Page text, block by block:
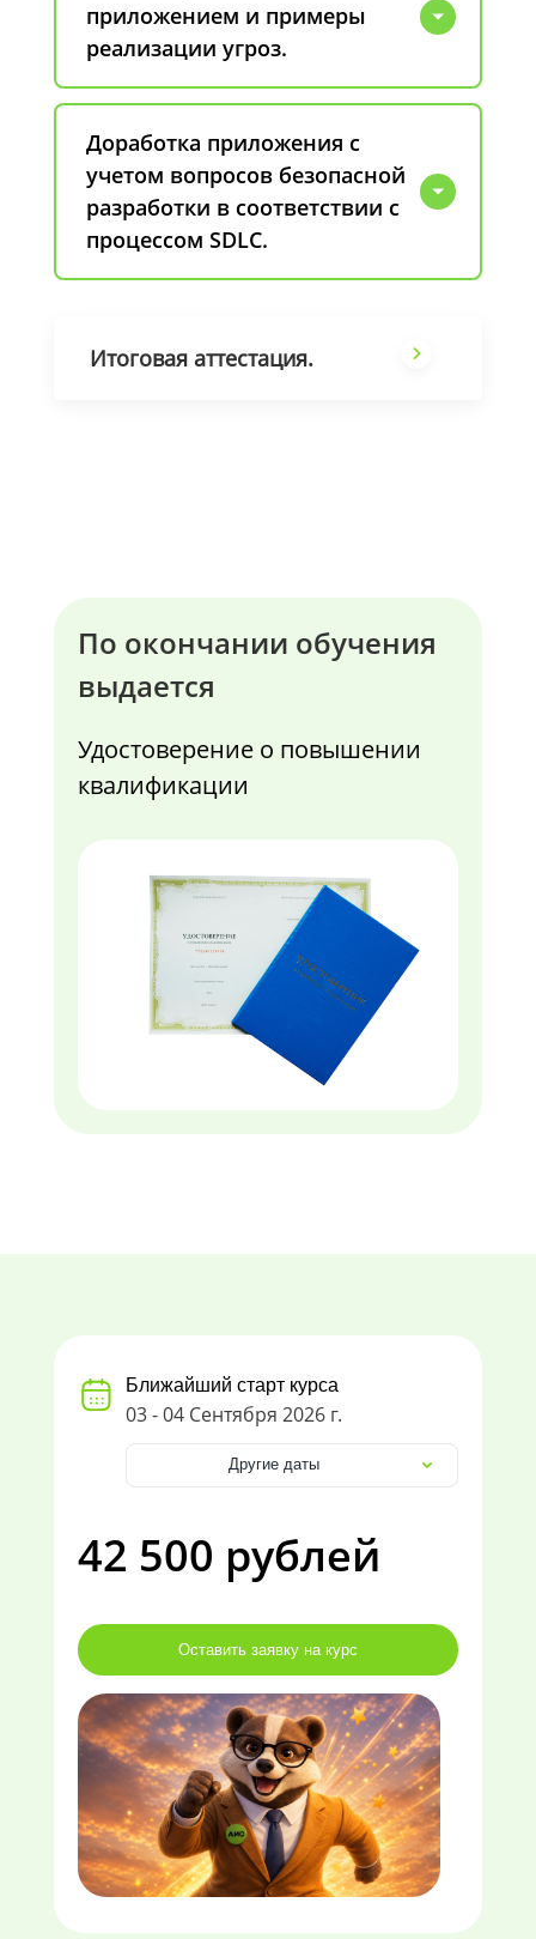
приложением и примеры
реализации угроз.
Доработка приложения с
учетом вопросов безопасной
разработки в соответствии с
процессом SDLC.
Итоговая аттестация.
По окончании обучения
выдается
Удостоверение о повышении
квалификации
Ближайший старт курса
03 - 04 Сентября 2026 г.
Другие даты
42 500 рублей
Оставить заявку на курс